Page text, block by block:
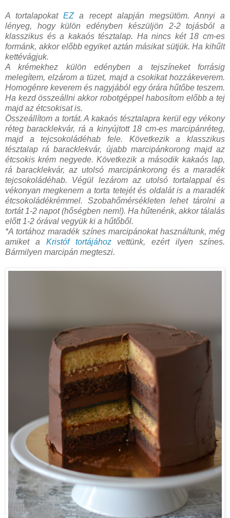
A tortalapokatEZa recept alapján megsütöm. Annyi a
lényeg, hogy külön edényben készüljön 2-2 tojásból a
klasszikus és a kakaós tésztalap. Ha nincs két 18 cm-es
formánk, akkor előbb egyiket aztán másikat sütjük. Ha kihűlt
kettévágjuk.
A krémekhez külön edényben a tejszíneket forrásig
melegítem, elzárom a tüzet, majd a csokikat hozzákeverem.
Homogénre keverem és nagyjából egy órára hűtőbe teszem.
Ha kezd összeállni akkor robotgéppel habosítom előbb a tej
majd az étcsokisat is.
Összeállítom a tortát. A kakaós tésztalapra kerül egy vékony
réteg baracklekvár, rá a kinyújtott 18 cm-es marcipánréteg,
majd a tejcsokoládéhab fele. Következik a klasszikus
tésztalap rá baracklekvár, újabb marcipánkorong majd az
étcsokis krém negyede. Következik a második kakaós lap,
rá baracklekvár, az utolsó marcipánkorong és a maradék
tejcsokoládéhab. Végül lezárom az utolsó tortalappal és
vékonyan megkenem a torta tetejét és oldalát is a maradék
étcsokoládékrémmel. Szobahőmérsékleten lehet tárolni a
tortát 1-2 napot (hőségben nem!). Ha hűtenénk, akkor tálalás
előtt 1-2 órával vegyük ki a hűtőből.
*A tortához maradék színes marcipánokat használtunk, még
amiket a Kristóf tortájáhozvettünk, ezért ilyen színes.
Bármilyen marcipán megteszi.